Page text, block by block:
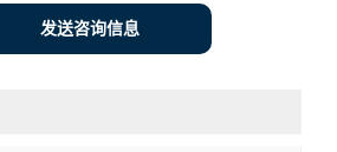
发送咨询信息